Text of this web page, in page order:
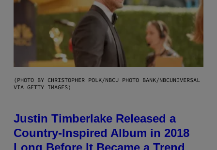
(PHOTO BY CHRISTOPHER POLK/NBCU PHOTO BANK/NBCUNIVERSAL
VIA GETTY IMAGES)
Justin Timberlake Released a
Country-Inspired Album in 2018
Long Before It Became a Trend